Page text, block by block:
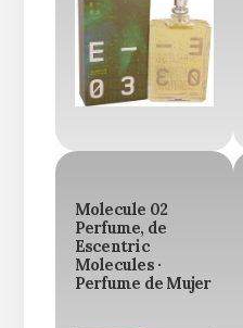
Molecule 02
Perfume, de
Escentric
Molecules ·
Perfume de Mujer